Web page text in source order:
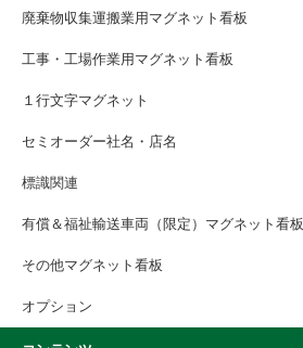
廃棄物収集運搬業用マグネット看板
工事・工場作業用マグネット看板
１行文字マグネット
セミオーダー社名・店名
標識関連
有償＆福祉輸送車両（限定）マグネット看板
その他マグネット看板
オプション